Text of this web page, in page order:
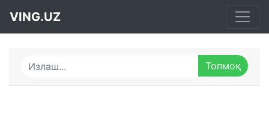
VING.UZ